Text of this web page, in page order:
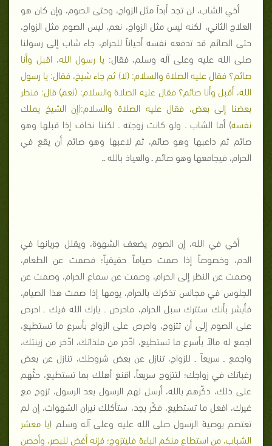
أخي الشاب، لن تجد أبداً مثل الزواج، وحتى الصوم، وإن كان هو
العلاج الثاني، لكنه ليس مثل الزواج، نعم، ليس الصوم مثل الزواج،
حتى الصائم قد تدفعه نفسه أحياناً للحرام، جاء شاب إلى رسولنا
صلى الله عليه وعلى آله وسلم، فقال: يا رسول الله، اقبل وأنا
صائم؟ فقال عليه الصلاة والسلام: (لا) ثم جاء شيخ، فقال: يا رسول
الله، أقبل وأنا صائم؟ فقال عليه الصلاة والسلام: (نعم) قال: فنظر
بعضنا إلى بعض، فقال عليه الصلاة والسلام:(إن الشيخ يملك
نفسه) أما الشاب ـ ولو كانت زوجته ـ لكننا نخاف إذا قبلها وهو
صائم ثم داعبها وهو صائم، ثم لاعبها وهو صائم أن يقع في
الحرام، فيجامعها وهو صائم ـ والعياذ بالله ـ.
أخي في الله، إن الصوم يضعف الشهوة، ويقلل جريانها في
الدم، وخصوصاً إذا صمت صياماً حقيقياً؛ فصمت عن الطعام،
وصمت عن النظر إلى الحرام، وصمت عن سماع الحرام، وصمت عن
الجلوس في مجالس تذكرك بالحرام، يومها إذا صمت هذا الصيام،
فأبشر بأنك ستترك سبل الحرام، فاحرص ـ بارك الله فيك ـ احرص
على الصوم إلى أن تتزوج، واحرص على الزواج بأسرع ما تستطيع،
اجمع له مالاً بأسرع ما تستطيع، ادّخر من ملذاتك، ادّخر من زينتك،
واجمع ـ سريعاً ـ للزواج، تنازل عن بعض شروطك، تنازل عن بعض
رغباتك في زواجك؛ لتتزوج سريعاً، اقنع أهلك بما تستطيع، حثّهم
على ذلك، ذكّرهم بالله، أرسل لهم الرسول بعد الرسول، تزوج مع
غيرك، افعل ما تستطيع، فكّر بجد، ستأكلك نيران الشهوات، إن لم
تعتصم بوصية الرسول صلى الله عليه وعلى آله وسلم (يا معشر
الشباب، من استطاع منكم الباءة فليتزوج؛ فإنه أغض للبصر، وأحصن